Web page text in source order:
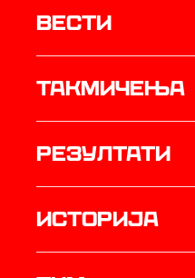
Вести
Такмичења
резултати
историја